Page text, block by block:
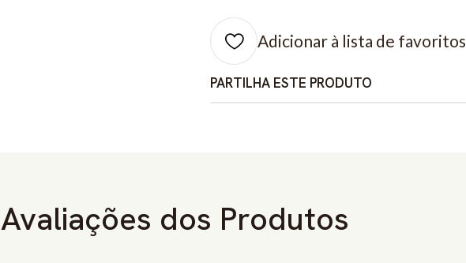
Adicionar à lista de favoritos
PARTILHA ESTE PRODUTO
Avaliações dos Produtos